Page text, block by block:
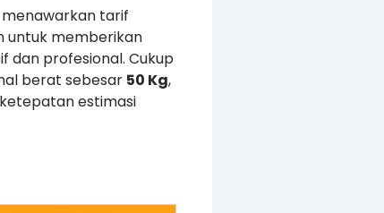
menawarkan tarif
untuk memberikan
dan profesional. Cukup
berat sebesar 50 Kg,
estimasi